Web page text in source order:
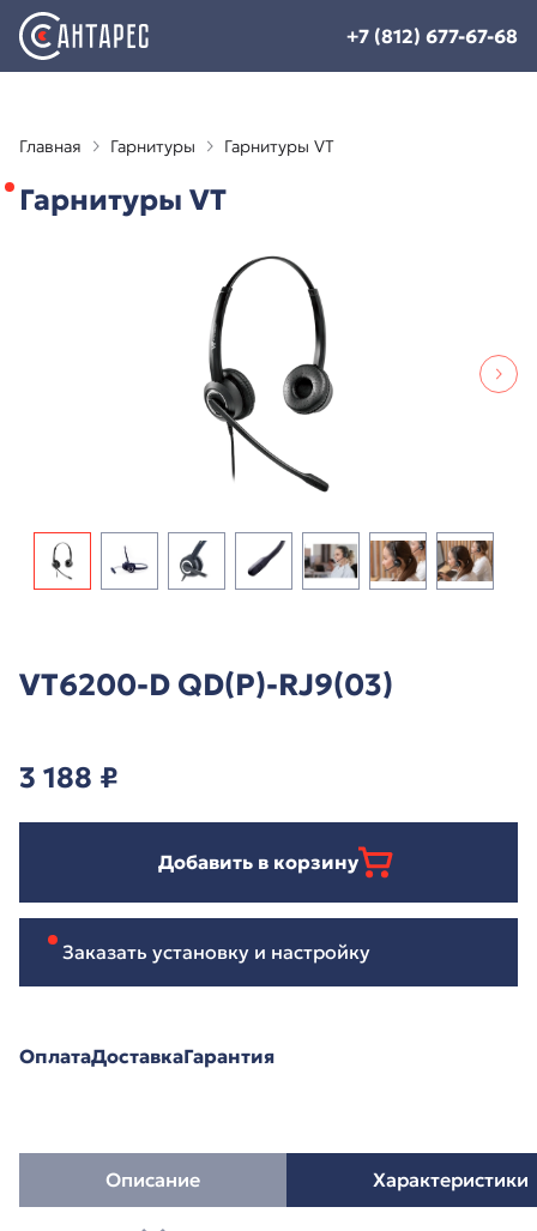
+7 (812) 677-67-68
Главная Гарнитуры Гарнитуры VT
Гарнитуры VT
VT6200-D QD(P)-RJ9(03)
3 188 ₽
Добавить в корзину
Заказать установку и настройку
ОплатаДоставкаГарантия
Описание Характеристики